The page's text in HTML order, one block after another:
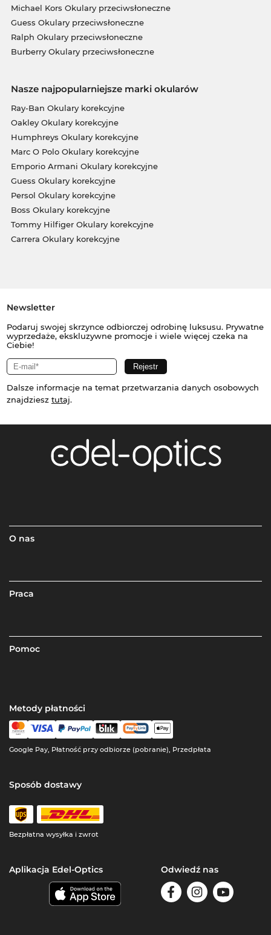
Michael Kors Okulary przeciwsłoneczne
Guess Okulary przeciwsłoneczne
Ralph Okulary przeciwsłoneczne
Burberry Okulary przeciwsłoneczne
Nasze najpopularniejsze marki okularów
Ray-Ban Okulary korekcyjne
Oakley Okulary korekcyjne
Humphreys Okulary korekcyjne
Marc O Polo Okulary korekcyjne
Emporio Armani Okulary korekcyjne
Guess Okulary korekcyjne
Persol Okulary korekcyjne
Boss Okulary korekcyjne
Tommy Hilfiger Okulary korekcyjne
Carrera Okulary korekcyjne
Newsletter
Podaruj swojej skrzynce odbiorczej odrobinę luksusu. Prywatne
wyprzedaże, ekskluzywne promocje i wiele więcej czeka na
Ciebie!
Dalsze informacje na temat przetwarzania danych osobowych
znajdziesz tutaj.
O nas
Praca
Pomoc
Metody płatności
Google Pay, Płatność przy odbiorze (pobranie), Przedpłata
Sposób dostawy
Bezpłatna wysyłka i zwrot
Aplikacja Edel-Optics Odwiedź nas